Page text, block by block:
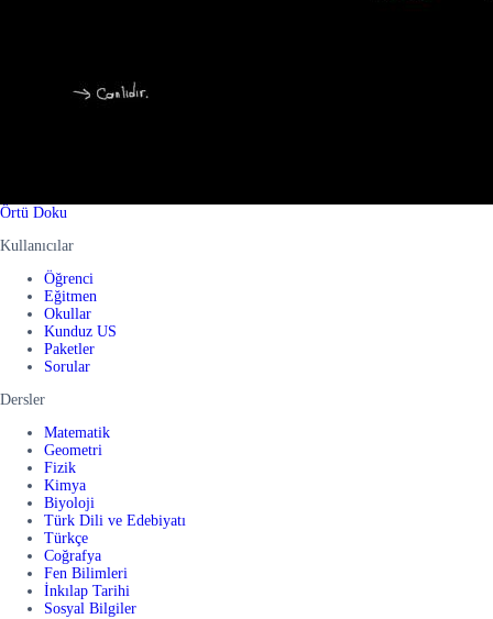
Örtü Doku
Kullanıcılar
Öğrenci
Eğitmen
Okullar
Kunduz US
Paketler
Sorular
Dersler
Matematik
Geometri
Fizik
Kimya
Biyoloji
Türk Dili ve Edebiyatı
Türkçe
Coğrafya
Fen Bilimleri
İnkılap Tarihi
Sosyal Bilgiler